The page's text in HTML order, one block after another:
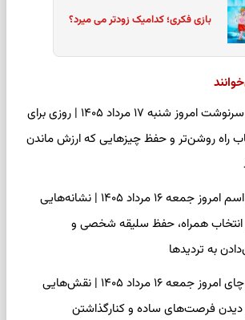
بازی فکری؛ کدامیک زودتر می میرد؟
فال سرنوشت امروز شنبه ۱۷ مرداد ۱۴۰۵ | روزی برای
راه روشن‌تر و حفظ چیزهایی که ارزش ماندن
فال اسم امروز جمعه ۱۶ مرداد ۱۴۰۵ | نشانه‌هایی
انتخاب همراه، حفظ سلیقه شخصی و
به تردیدها
فال چای امروز جمعه ۱۶ مرداد ۱۴۰۵ | نقش‌هایی
دیدن فرصت‌های ساده و کنارگذاشتن